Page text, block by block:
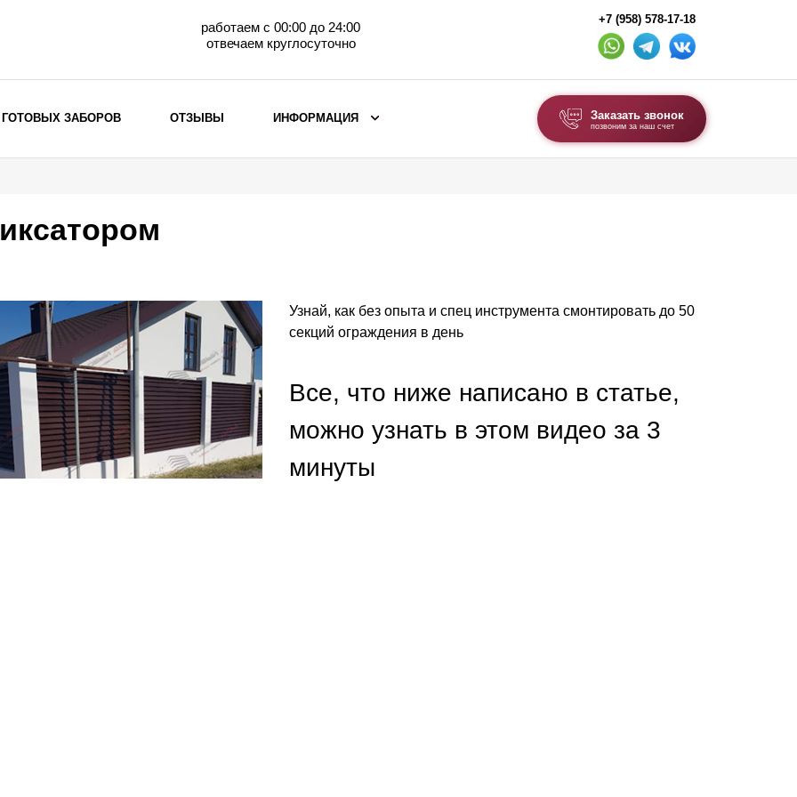
работаем с 00:00 до 24:00
отвечаем круглосуточно
+7 (958) 578-17-18
Заборы из евроштакетника
Забор жалюзи с кирпичными столбами
Металлические заборы
Металлические ограждения
ВЫБОР ПО ХАРАКТЕРИСТИКАМ
Горизонтальные заборы
Высокие заборы
Красивые, дизайнерские заборы
ВОРОТА И КАЛИТКИ
Ворота складные гармошка
Калитки
ГОТОВЫХ ЗАБОРОВ ОТЗЫВЫ ИНФОРМАЦИЯ Заказать звонок
позвоним за наш счет
Узнай, как без опыта и спец инструмента смонтировать до 50
секций ограждения в день
Все, что ниже написано в статье,
можно узнать в этом видео за 3
минуты